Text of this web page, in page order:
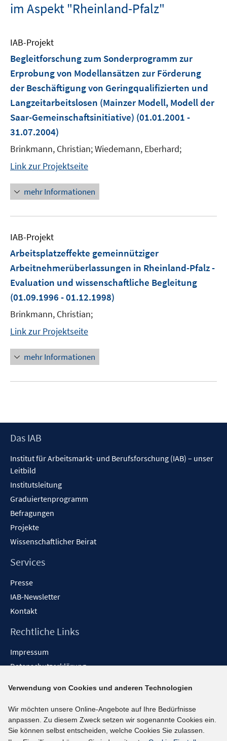
im Aspekt "Rheinland-Pfalz"
IAB-Projekt
Begleitforschung zum Sonderprogramm zur
Erprobung von Modellansätzen zur Förderung
der Beschäftigung von Geringqualifizierten und
Langzeitarbeitslosen (Mainzer Modell, Modell der
Saar-Gemeinschaftsinitiative) (01.01.2001 -
31.07.2004)
Brinkmann, Christian; Wiedemann, Eberhard;
Link zur Projektseite
mehr Informationen
IAB-Projekt
Arbeitsplatzeffekte gemeinnütziger
Arbeitnehmerüberlassungen in Rheinland-Pfalz -
Evaluation und wissenschaftliche Begleitung
(01.09.1996 - 01.12.1998)
Brinkmann, Christian;
Link zur Projektseite
mehr Informationen
Footer
Das IAB
Institut für Arbeitsmarkt- und Berufsforschung (IAB) – unser
Leitbild
Institutsleitung
Graduiertenprogramm
Befragungen
Projekte
Wissenschaftlicher Beirat
Services
Presse
IAB-Newsletter
Kontakt
Rechtliche Links
Impressum
Datenschutzerklärung
Barrieren melden
Social-Media-Kanäle
BlueSky
Verwendung von Cookies und anderen Technologien
Wir möchten unsere Online-Angebote auf Ihre Bedürfnisse
anpassen. Zu diesem Zweck setzen wir sogenannte Cookies ein.
Sie können selbst entscheiden, welche Cookies Sie zulassen.